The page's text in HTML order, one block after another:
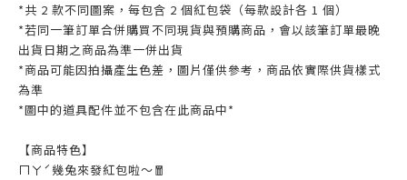
*共 2 款不同圖案，每包含 2 個紅包袋（每款設計各 1 個）
*若同一筆訂單合併購買不同現貨與預購商品，會以該筆訂單最晚
出貨日期之商品為準一併出貨
*商品可能因拍攝產生色差，圖片僅供參考，商品依實際供貨樣式
為準
*圖中的道具配件並不包含在此商品中*
【商品特色】
ㄇㄚˊ幾兔來發紅包啦～🧧